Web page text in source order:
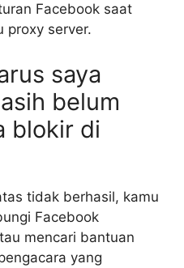
Facebook saat
proxy server.
saya
belum
blokir di
tidak berhasil, kamu
Facebook
mencari bantuan
yang